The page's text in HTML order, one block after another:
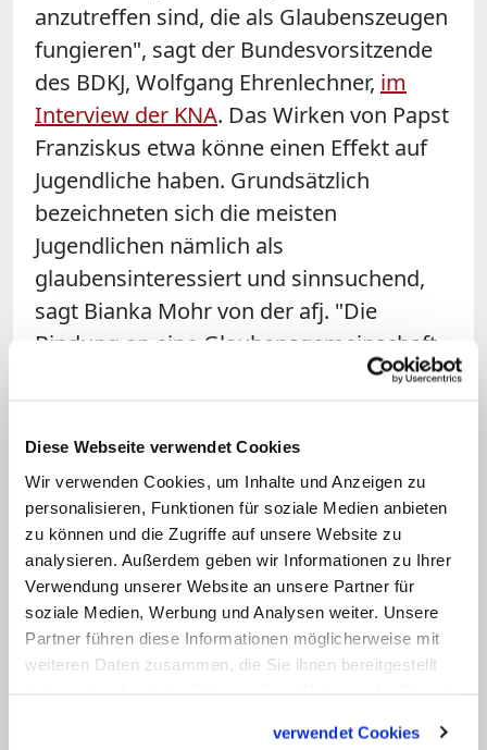
Diese Webseite verwendet Cookies
Wir verwenden Cookies, um Inhalte und Anzeigen zu
personalisieren, Funktionen für soziale Medien anbieten
zu können und die Zugriffe auf unsere Website zu
analysieren. Außerdem geben wir Informationen zu Ihrer
Verwendung unserer Website an unsere Partner für
soziale Medien, Werbung und Analysen weiter. Unsere
Partner führen diese Informationen möglicherweise mit
weiteren Daten zusammen, die Sie ihnen bereitgestellt
verwendet Cookies
anzutreffen sind, die als Glaubenszeugen
fungieren", sagt der Bundesvorsitzende
des BDKJ, Wolfgang Ehrenlechner, im
Interview der KNA. Das Wirken von Papst
Franziskus etwa könne einen Effekt auf
Jugendliche haben. Grundsätzlich
bezeichneten sich die meisten
Jugendlichen nämlich als
glaubensinteressiert und sinnsuchend,
sagt Bianka Mohr von der afj. "Die
Bindung an eine Glaubensgemeinschaft
steht für sie allerdings im Hintergrund,
Menschen verbindet und Sinn stiftet", so
Mohr.
Linktipp: Jugendpastoral
Jugendliche für Glauben zu begeistern, ist eine
Herausforderung. So vielfältig wie ihre
Lebensweisen, sind auch die Arten, ihnen zu
begegnen. Diese spezielle Seelsorge soll
Jugendliche Gott spüren lassen.